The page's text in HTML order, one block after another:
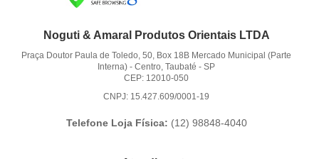
Noguti & Amaral Produtos Orientais LTDA
Praça Doutor Paula de Toledo, 50, Box 18B Mercado Municipal (Parte
Interna) -Centro, Taubaté -SP
CEP: 12010-050
CNPJ: 15.427.609/0001-19
Telefone Loja Física: (12) 98848-4040